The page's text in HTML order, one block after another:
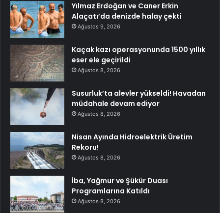
Yılmaz Erdoğan ve Caner Erkin
Alaçatı’da denizde halay çekti
Ağustos 9, 2026
Kaçak kazı operasyonunda 1500 yıllık
eser ele geçirildi
Ağustos 8, 2026
Susurluk’ta alevler yükseldi! Havadan
müdahale devam ediyor
Ağustos 8, 2026
Nisan Ayında Hidroelektrik Üretim
Rekoru!
Ağustos 8, 2026
İba, Yağmur ve Şükür Duası
Programlarına Katıldı
Ağustos 8, 2026